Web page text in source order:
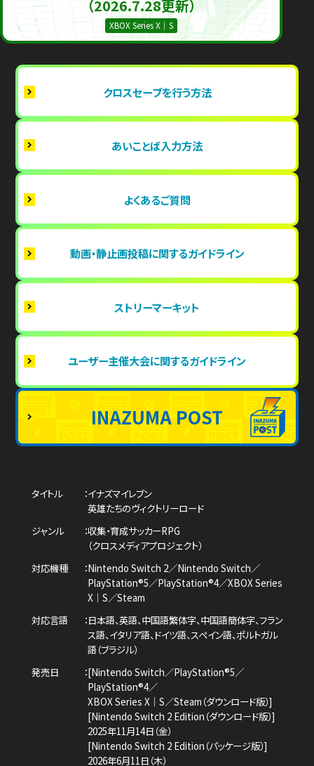
（2026.7.28更新）
XBOX Series X｜S
クロスセーブを行う方法
あいことば入力方法
よくあるご質問
動画・静止画投稿に関するガイドライン
ストリーマーキット
ユーザー主催大会に関するガイドライン
INAZUMA POST
タイトル
イナズマイレブン
英雄たちのヴィクトリーロード
ジャンル
収集・育成サッカーRPG
（クロスメディアプロジェクト）
対応機種
Nintendo Switch 2／Nintendo Switch／
PlayStation®5／PlayStation®4／XBOX Series
X｜S／Steam
対応言語
日本語、英語、中国語繁体字、中国語簡体字、フラン
ス語、イタリア語、ドイツ語、スペイン語、ポルトガル
語（ブラジル）
発売日
[Nintendo Switch／PlayStation®5／
PlayStation®4／
XBOX Series X｜S／Steam（ダウンロード版）]
[Nintendo Switch 2 Edition（ダウンロード版）]
2025年11月14日（金）
[Nintendo Switch 2 Edition（パッケージ版）]
2026年6月11日（木）